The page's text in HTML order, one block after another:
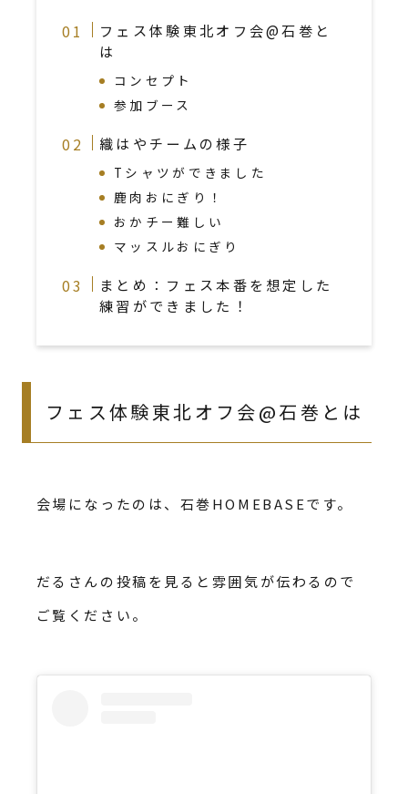
フェス体験東北オフ会@石巻と
は
コンセプト
参加ブース
織はやチームの様子
Tシャツができました
鹿肉おにぎり！
おかチー難しい
マッスルおにぎり
まとめ：フェス本番を想定した
練習ができました！
フェス体験東北オフ会@石巻とは
会場になったのは、石巻HOMEBASEです。
だるさんの投稿を見ると雰囲気が伝わるので
ご覧ください。